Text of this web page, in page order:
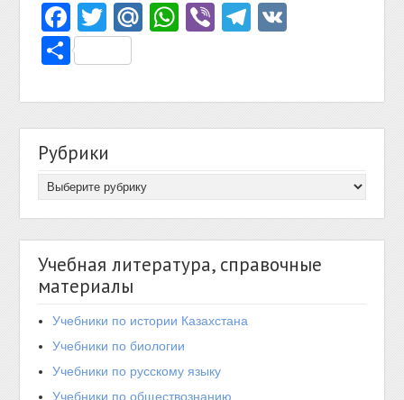
Facebook
TwitterMail.Ru
WhatsApp
ViberTelegram
Отправить
Рубрики
Учебная литература, справочные
материалы
Учебники по истории Казахстана
Учебники по биологии
Учебники по русскому языку
Учебники по обществознанию